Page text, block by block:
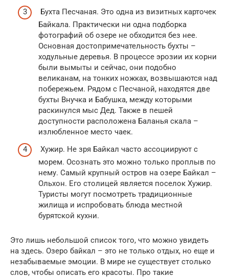
Бухта Песчаная. Это одна из визитных карточек
Байкала. Практически ни одна подборка
фотографий об озере не обходится без нее.
Основная достопримечательность бухты –
ходульные деревья. В процессе эрозии их корни
были вымыты и сейчас, они подобно
великанам, на тонких ножках, возвышаются над
побережьем. Рядом с Песчаной, находятся две
бухты Внучка и Бабушка, между которыми
раскинулся мыс Дед. Также в пешей
доступности расположена Баланья скала –
излюбленное место чаек.
Хужир. Не зря Байкал часто ассоциируют с
морем. Осознать это можно только проплыв по
нему. Самый крупный остров на озере Байкал –
Ольхон. Его столицей является поселок Хужир.
Туристы могут посмотреть традиционные
жилища и испробовать блюда местной
бурятской кухни.
Это лишь небольшой список того, что можно увидеть
на здесь. Озеро байкал – это не только отдых, но еще и
незабываемые эмоции. В мире не существует столько
слов, чтобы описать его красоты. Про такие